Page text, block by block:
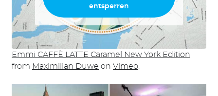
entsperren
Emmi CAFFÈ LATTE Caramel New York Edition
from Maximilian Duwe on Vimeo